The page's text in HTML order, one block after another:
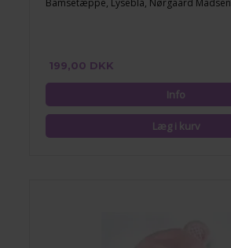
Bamsetæppe, Lyseblå, Nørgaard Madsen
199,00 DKK